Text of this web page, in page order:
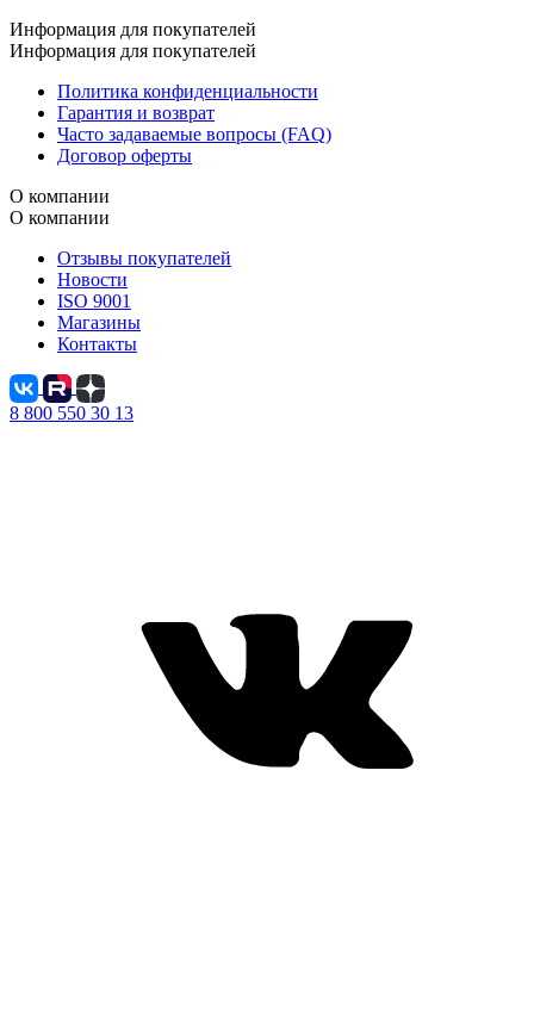
Информация для покупателей
Информация для покупателей
Политика конфиденциальности
Гарантия и возврат
Часто задаваемые вопросы (FAQ)
Договор оферты
О компании
О компании
Отзывы покупателей
Новости
ISO 9001
Магазины
Контакты
8 800 550 30 13